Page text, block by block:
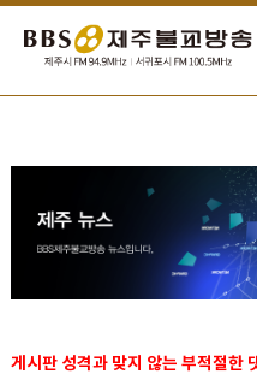
게시판 성격과 맞지 않는 부적절한